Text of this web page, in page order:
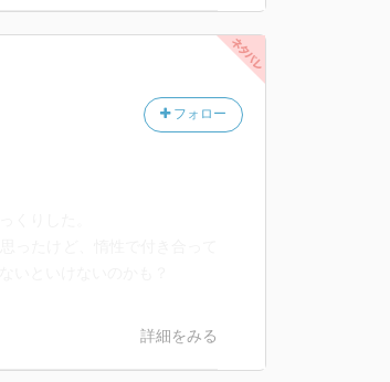
フォロー
詳細をみる